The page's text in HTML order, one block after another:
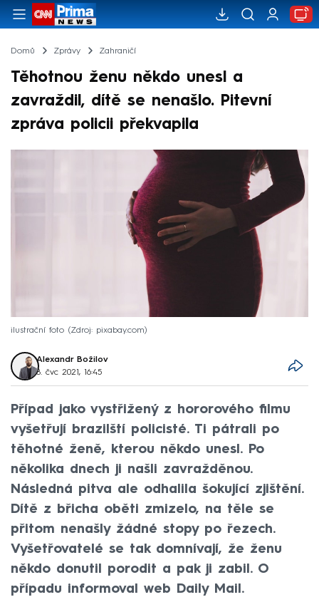
Domů Zprávy Zahraničí
Těhotnou ženu někdo unesl a
zavraždil, dítě se nenašlo. Pitevní
zpráva policii překvapila
ilustrační foto Zdroj: pixabay.com
Alexandr Božilov
8. čvc 2021, 16:45
Případ jako vystřižený z hororového filmu
vyšetřují brazilští policisté. Ti pátrali po
těhotné ženě, kterou někdo unesl. Po
několika dnech ji našli zavražděnou.
Následná pitva ale odhalila šokující zjištění.
Dítě z břicha oběti zmizelo, na těle se
přitom nenašly žádné stopy po řezech.
Vyšetřovatelé se tak domnívají, že ženu
někdo donutil porodit a pak ji zabil. O
případu informoval web Daily Mail.